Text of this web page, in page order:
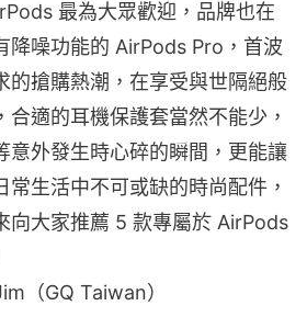
最為大眾歡迎，品牌也在
降噪功能的 AirPods Pro，首波
的搶購熱潮，在享受與世隔絕般
合適的耳機保護套當然不能少，
意外發生時心碎的瞬間，更能讓
常生活中不可或缺的時尚配件，
向大家推薦 5 款專屬於 AirPods
（GQ Taiwan）